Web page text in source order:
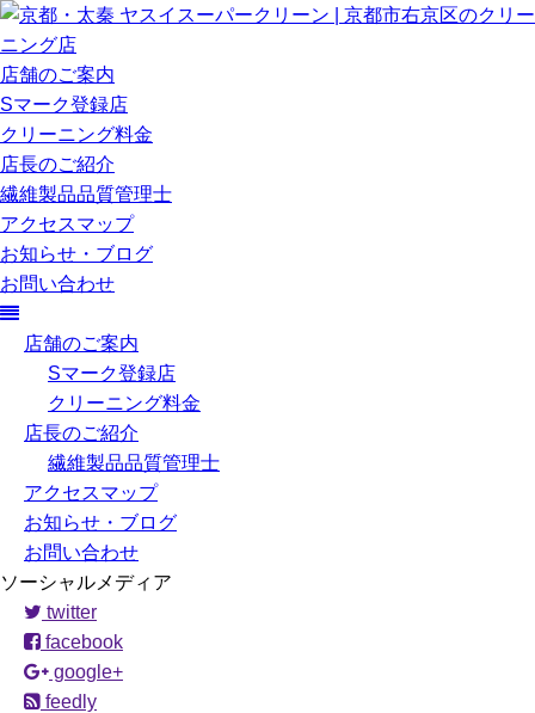
店舗のご案内
Sマーク登録店
クリーニング料金
店長のご紹介
繊維製品品質管理士
アクセスマップ
お知らせ・ブログ
お問い合わせ
店舗のご案内
Sマーク登録店
クリーニング料金
店長のご紹介
繊維製品品質管理士
アクセスマップ
お知らせ・ブログ
お問い合わせ
ソーシャルメディア
twitter
facebook
google+
feedly